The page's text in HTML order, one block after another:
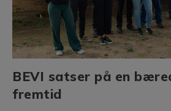
BEVI satser på en
fremtid